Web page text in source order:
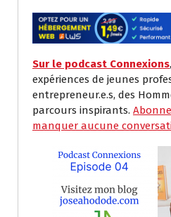
Sur le podcast Connexions
expériences de jeunes
entrepreneur.e.s, des
parcours inspirants.
manquer aucune